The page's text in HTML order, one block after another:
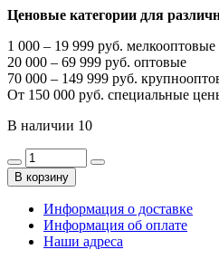
Ценовые категории для
1 000 – 19 999 руб. мелкооптовые
20 000 – 69 999 руб. оптовые
70 000 – 149 999 руб.
От 150 000 руб. специальные
В наличии 10
В корзину
Информация о доставке
Информация об оплате
Наши адреса